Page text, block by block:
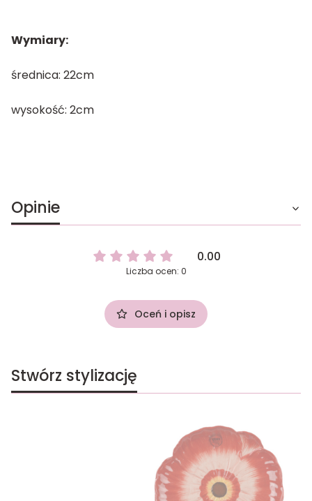
Wymiary:
średnica: 22cm
wysokość: 2cm
Opinie
0.00
Liczba ocen: 0
Oceń i opisz
Stwórz stylizację